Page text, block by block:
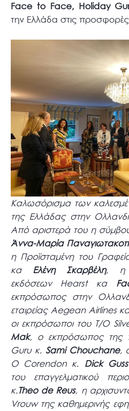
Face to Face, Holiday
την Ελλάδα στις
Καλωσόρισμα των
της Ελλάδας στην
Από αριστερά του η
Άννα-Μαρία
η Προϊσταμένη του
κα Ελένη Σκαρβέλη, η
εκδόσεων Hearst κα
εκπρόσωπος στην
εταιρείας Aegean Airlines
οι εκπρόσωποι του Τ/Ο
Mak, ο εκπρόσωπος της
Guru κ. Sami Chouchane,
Ο Corendon κ. Dick
του επαγγελματικού
κ.Theo de Reus, η
Vrouw της καθημερινής